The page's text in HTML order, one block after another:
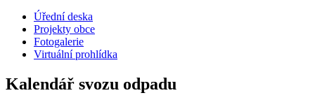
Úřední deska
Projekty obce
Fotogalerie
Virtuální prohlídka
Kalendář svozu odpadu